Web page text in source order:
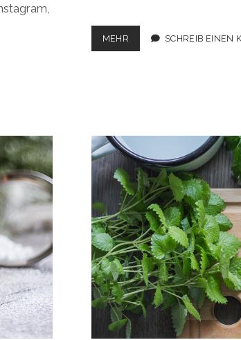
MEHR GRÜNKOHLEINTOPF
SCHREIB EINEN